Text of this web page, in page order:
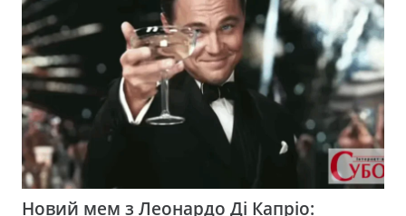
Новий мем з Леонардо Ді Капріо: